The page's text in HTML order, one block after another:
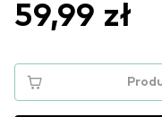
59,99 zł